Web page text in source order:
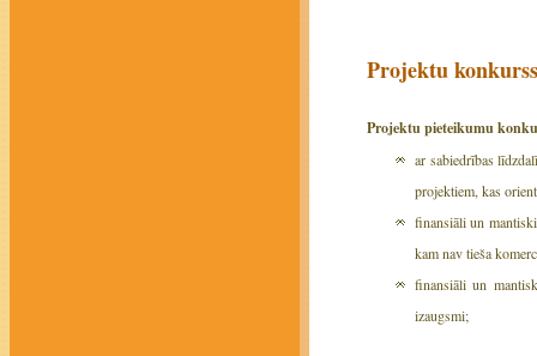
Projektu
Projektu pieteikumu
ar sabiedrības
projektiem, kas
finansiāli un
kam nav tieša
finansiāli un
izaugsmi;